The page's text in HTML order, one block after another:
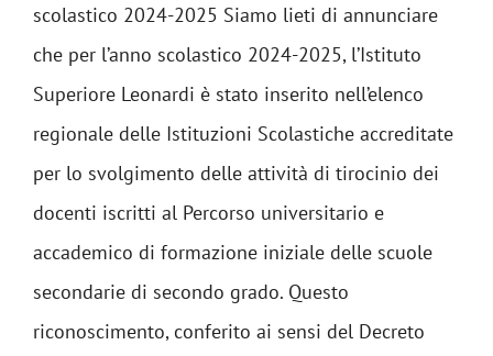
scolastico 2024-2025 Siamo lieti di annunciare
che per l’anno scolastico 2024-2025, l’Istituto
Superiore Leonardi è stato inserito nell’elenco
regionale delle Istituzioni Scolastiche accreditate
per lo svolgimento delle attività di tirocinio dei
docenti iscritti al Percorso universitario e
accademico di formazione iniziale delle scuole
secondarie di secondo grado. Questo
riconoscimento, conferito ai sensi del Decreto